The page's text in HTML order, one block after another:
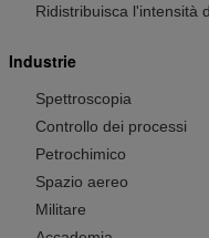
Ridistribuisca l'intensità
Industrie
Spettroscopia
Controllo dei processi
Petrochimico
Spazio aereo
Militare